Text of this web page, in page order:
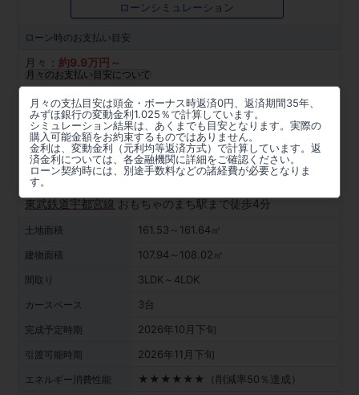
ローンシミュレーション
ローン時のお支払い目安
月々：約9.9万円～
月々のお支払い目安について
月々の支払目安は頭金・ボーナス時返済0円、返済期間35年、
みずほ銀行の変動金利1.025％で計算しています。
シミュレーション結果は、あくまでも目安となります。実際の
購入可能金額をお約束するものではありません。
金利は、変動金利（元利均等返済方式）で計算しています。返
済金利については、各金融機関に詳細をご確認ください。
ローン契約時には、別途手数料などの諸経費が必要となりま
す。
所在地
栃木県下都賀郡壬生町幸町３丁目619番17(地番)
周辺マップを見る
アクセス
東武鉄道宇都宮線 おもちゃのまち駅まで徒歩4分
土地面積 161.53～161.64㎡
建物面積 107.94～108.02㎡
間取り 3LDK～4LDK
カースペース 3台
完成予定時期 2026年10月下旬
引渡可能時期 2026年11月下旬
エネルギー消費性能 ★★★★★★（削減率50％達成）